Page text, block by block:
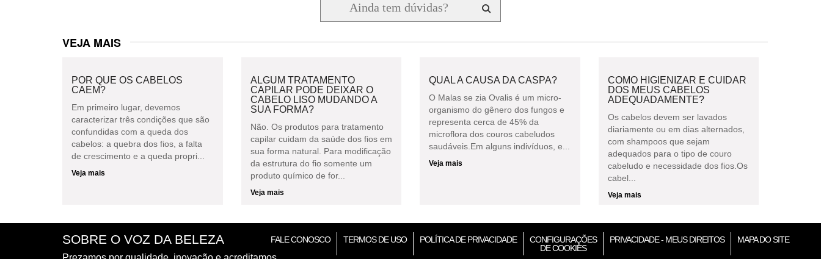
VEJA MAIS
POR QUE OS CABELOS
CAEM?
Em primeiro lugar, devemos
caracterizar três condições que são
confundidas com a queda dos
cabelos: a quebra dos fios, a falta
de crescimento e a queda propri...
Veja mais
ALGUM TRATAMENTO
CAPILAR PODE DEIXAR O
CABELO LISO MUDANDO A
SUA FORMA?
Não. Os produtos para tratamento
capilar cuidam da saúde dos fios em
sua forma natural. Para modificação
da estrutura do fio somente um
produto químico de for...
Veja mais
QUAL A CAUSA DA CASPA?
O Malas se zia Ovalis é um micro-
organismo do gênero dos fungos e
representa cerca de 45% da
microflora dos couros cabeludos
saudáveis.Em alguns indivíduos, e...
Veja mais
COMO HIGIENIZAR E CUIDAR
DOS MEUS CABELOS
ADEQUADAMENTE?
Os cabelos devem ser lavados
diariamente ou em dias alternados,
com shampoos que sejam
adequados para o tipo de couro
cabeludo e necessidade dos fios.Os
cabel...
Veja mais
SOBRE O VOZ DA BELEZA FALE CONOSCO TERMOS DE USO POLÍTICA DE PRIVACIDADE
CONFIGURAÇÕES
DE COOKIES
PRIVACIDADE - MEUS DIREITOS MAPA DO SITE